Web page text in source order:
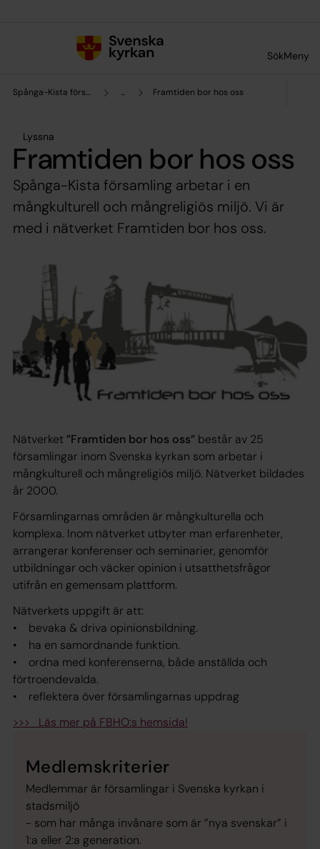
SökMeny
Spånga-Kista församling ... Framtiden bor hos oss
Lyssna
Framtiden bor hos oss
Spånga-Kista församling arbetar i en
mångkulturell och mångreligiös miljö. Vi är
med i nätverket Framtiden bor hos oss.
Nätverket ”Framtiden bor hos oss” består av 25
församlingar inom Svenska kyrkan som arbetar i
mångkulturell och mångreligiös miljö. Nätverket bildades
år 2000.
Församlingarnas områden är mångkulturella och
komplexa. Inom nätverket utbyter man erfarenheter,
arrangerar konferenser och seminarier, genomför
utbildningar och väcker opinion i utsatthetsfrågor
utifrån en gemensam plattform.
Nätverkets uppgift är att:
• bevaka & driva opinionsbildning.
• ha en samordnande funktion.
• ordna med konferenserna, både anställda och
förtroendevalda.
• reflektera över församlingarnas uppdrag
>>> Läs mer på FBHO:s hemsida!
Medlemskriterier
Medlemmar är församlingar i Svenska kyrkan i
stadsmiljö
- som har många invånare som är ”nya svenskar” i
1:a eller 2:a generation.